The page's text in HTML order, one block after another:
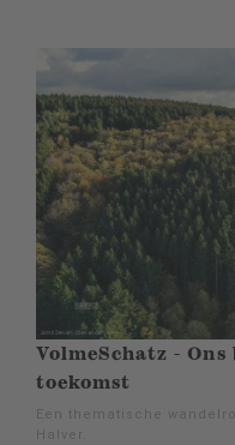
VolmeSchatz -
toekomst
Een thematische
Halver.